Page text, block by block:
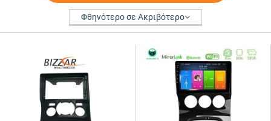
Φθηνότερο σε Ακριβότερο